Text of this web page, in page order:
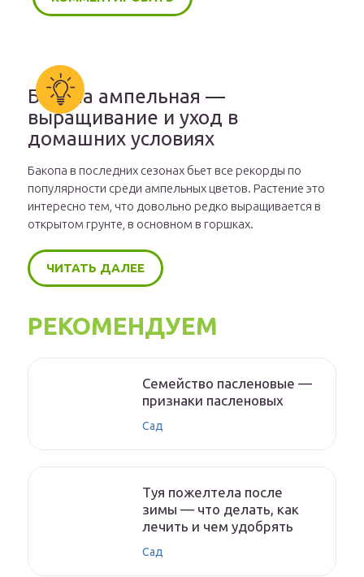
Бакопа ампельная —
выращивание и уход в
домашних условиях
Бакопа в последних сезонах бьет все рекорды по
популярности среди ампельных цветов. Растение это
интересно тем, что довольно редко выращивается в
открытом грунте, в основном в горшках.
ЧИТАТЬ ДАЛЕЕ
РЕКОМЕНДУЕМ
Семейство пасленовые —
признаки пасленовых
Сад
Туя пожелтела после
зимы — что делать, как
лечить и чем удобрять
Сад